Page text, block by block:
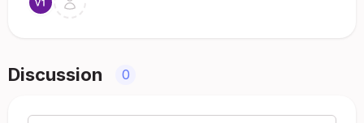
Discussion 0